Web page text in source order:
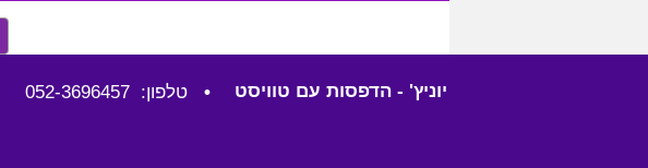
יוניץ' - הדפסות עם טוויסט •טלפון: 052-3696457